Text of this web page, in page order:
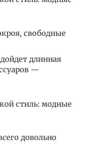
свободные
длинная
—
стиль: модные
довольно